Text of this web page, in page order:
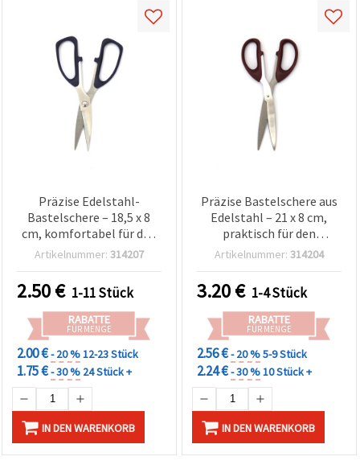
Präzise Edelstahl-
Bastelschere – 18,5 x 8
cm, komfortabel für den
täglichen Gebrauch
Artikelnummer: 314207
2.50€ 1-11 Stück
RABATTE
FÜR MENGE
2.00 €- 20 %12-23 Stück
1.75 €- 30 % 24 Stück +
IN DEN WARENKORB
Präzise Bastelschere aus
Edelstahl – 21 x 8 cm,
praktisch für den
täglichen Gebrauch
Artikelnummer: 314204
3.20€ 1-4 Stück
RABATTE
FÜR MENGE
2.56 €- 20 %5-9 Stück
2.24 €- 30 %10 Stück +
IN DEN WARENKORB